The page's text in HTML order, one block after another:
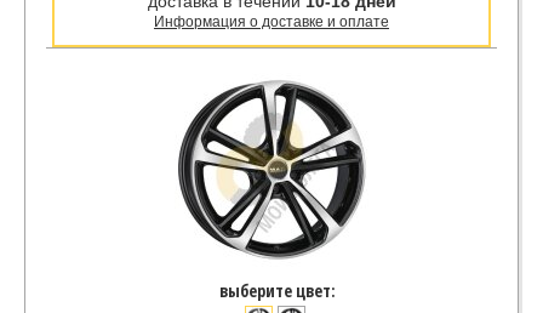
Информация о доставке и оплате
выберите цвет: